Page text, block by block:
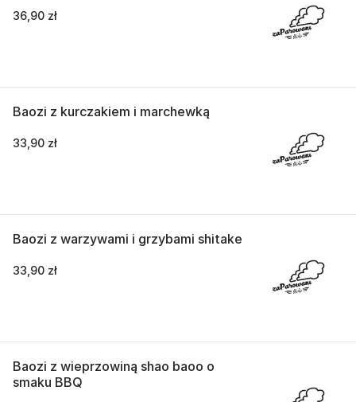
36,90 zł
Baozi z kurczakiem i marchewką
33,90 zł
Baozi z warzywami i grzybami shitake
33,90 zł
Baozi z wieprzowiną shao baoo o
smaku BBQ